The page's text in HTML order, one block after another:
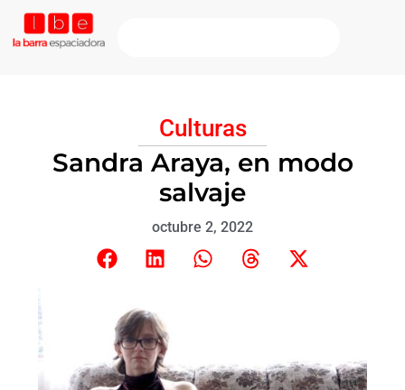
Culturas
Sandra Araya, en modo
salvaje
octubre 2, 2022